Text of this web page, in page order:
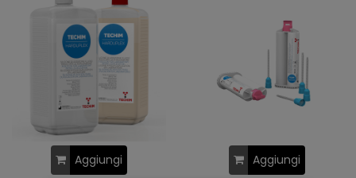
Aggiungi Aggiungi